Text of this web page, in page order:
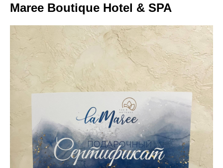
Maree Boutique Hotel & SPA